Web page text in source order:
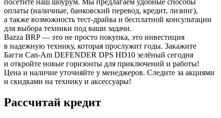
оплаты (наличные, банковский перевод, кредит, лизинг),
а также возможность тест-драйва и бесплатной консультации
для выбора техники под ваши задачи.
Bazza BRP — это не просто покупка, это инвестиция
в надежную технику, которая прослужит годы. Закажите
Багги Can-Am DEFENDER DPS HD10 зелёный сегодня
и откройте новые горизонты для приключений и работы!
Цена и наличие уточняйте у менеджеров. Следите за акциями
и скидками на технику и аксессуары!
Рассчитай кредит